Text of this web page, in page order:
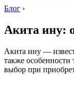
Блог ›
Акита ину:
Акита ину —
также
выбор при